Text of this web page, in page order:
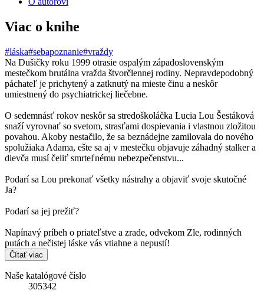
Viac o knihe
#láska#sebapoznanie#vraždy
Na Dušičky roku 1999 otrasie ospalým západoslovenským
mestečkom brutálna vražda štvorčlennej rodiny. Nepravdepodobný
páchateľ je prichytený a zatknutý na mieste činu a neskôr
umiestnený do psychiatrickej liečebne.
O sedemnásť rokov neskôr sa stredoškoláčka Lucia Lou Šestáková
snaží vyrovnať so svetom, strasťami dospievania i vlastnou zložitou
povahou. Akoby nestačilo, že sa beznádejne zamilovala do nového
spolužiaka Adama, ešte sa aj v mestečku objavuje záhadný stalker a
dievča musí čeliť smrteľnému nebezpečenstvu...
Podarí sa Lou prekonať všetky nástrahy a objaviť svoje skutočné
Ja?
Podarí sa jej prežiť?
Napínavý príbeh o priateľstve a zrade, odvekom Zle, rodinných
putách a nečistej láske vás vtiahne a nepustí!
Čítať viac
Naše katalógové číslo
305342